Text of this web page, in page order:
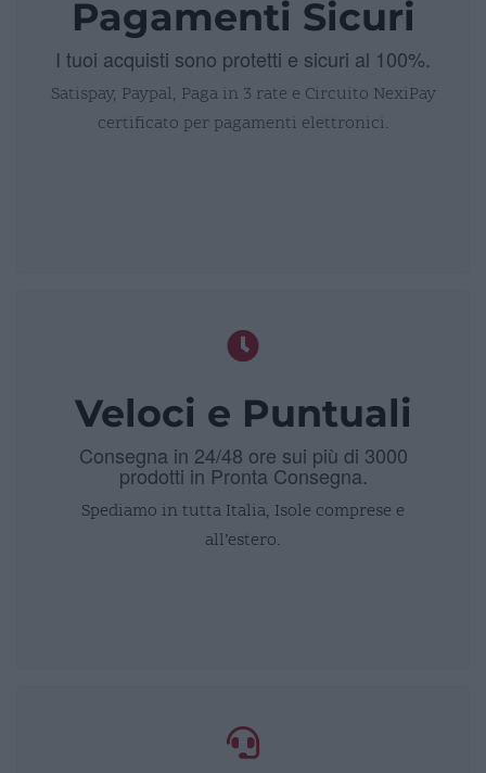
Pagamenti Sicuri
I tuoi acquisti sono protetti e sicuri al 100%.
Satispay, Paypal, Paga in 3 rate e Circuito NexiPay
certificato per pagamenti elettronici.
Veloci e Puntuali
Consegna in 24/48 ore sui più di 3000
prodotti in Pronta Consegna.
Spediamo in tutta Italia, Isole comprese e
all’estero.